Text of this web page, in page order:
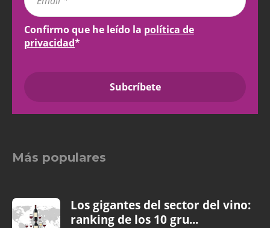
Confirmo que he leído la política de
privacidad*
Más populares
Los gigantes del sector del vino:
ranking de los 10 gru...